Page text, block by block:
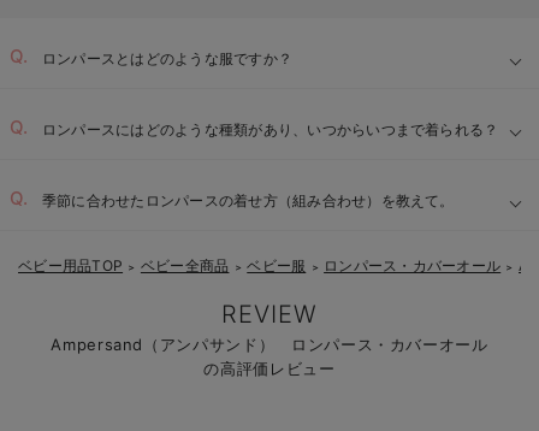
ロンパースとはどのような服ですか？
ロンパースにはどのような種類があり、いつからいつまで着られる？
季節に合わせたロンパースの着せ方（組み合わせ）を教えて。
ベビー用品TOP ＞ ベビー全商品 ＞ ベビー服 ＞ ロンパース・カバーオール ＞
REVIEW
Ampersand（アンパサンド） ロンパース・カバーオール
の高評価レビュー